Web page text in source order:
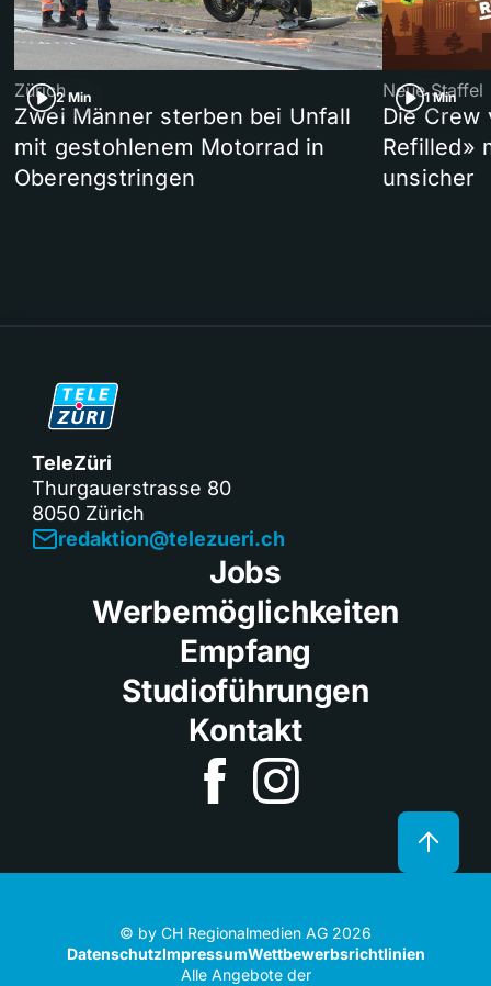
2 Min
Zürich
Zwei Männer sterben bei Unfall
mit gestohlenem Motorrad in
Oberengstringen
1 Min
Neue Staffel
Die Crew
Refilled»
unsicher
TeleZüri
Thurgauerstrasse 80
8050 Zürich
redaktion@telezueri.ch
Jobs
Werbemöglichkeiten
Empfang
Studioführungen
Kontakt
© by CH Regionalmedien AG 2026
DatenschutzImpressumWettbewerbsrichtlinien
Alle Angebote der